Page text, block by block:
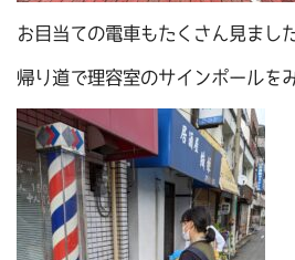
お目当ての電車もたくさん見まし
帰り道で理容室のサインポールを